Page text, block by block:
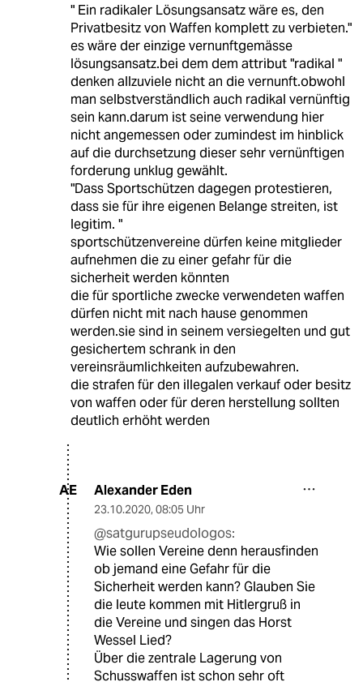
" Ein radikaler Lösungsansatz wäre es, den
Privatbesitz von Waffen komplett zu verbieten."
es wäre der einzige vernunftgemässe
lösungsansatz.bei dem dem attribut "radikal "
denken allzuviele nicht an die vernunft.obwohl
man selbstverständlich auch radikal vernünftig
sein kann.darum ist seine verwendung hier
nicht angemessen oder zumindest im hinblick
auf die durchsetzung dieser sehr vernünftigen
forderung unklug gewählt.
"Dass Sportschützen dagegen protestieren,
dass sie für ihre eigenen Belange streiten, ist
legitim. "
sportschützenvereine dürfen keine mitglieder
aufnehmen die zu einer gefahr für die
sicherheit werden könnten
die für sportliche zwecke verwendeten waffen
dürfen nicht mit nach hause genommen
werden.sie sind in seinem versiegelten und gut
gesichertem schrank in den
vereinsräumlichkeiten aufzubewahren.
die strafen für den illegalen verkauf oder besitz
von waffen oder für deren herstellung sollten
deutlich erhöht werden
AE Alexander Eden
23.10.2020, 08:05 Uhr
@satgurupseudologos:
Wie sollen Vereine denn herausfinden
ob jemand eine Gefahr für die
Sicherheit werden kann? Glauben Sie
die leute kommen mit Hitlergruß in
die Vereine und singen das Horst
Wessel Lied?
Über die zentrale Lagerung von
Schusswaffen ist schon sehr oft